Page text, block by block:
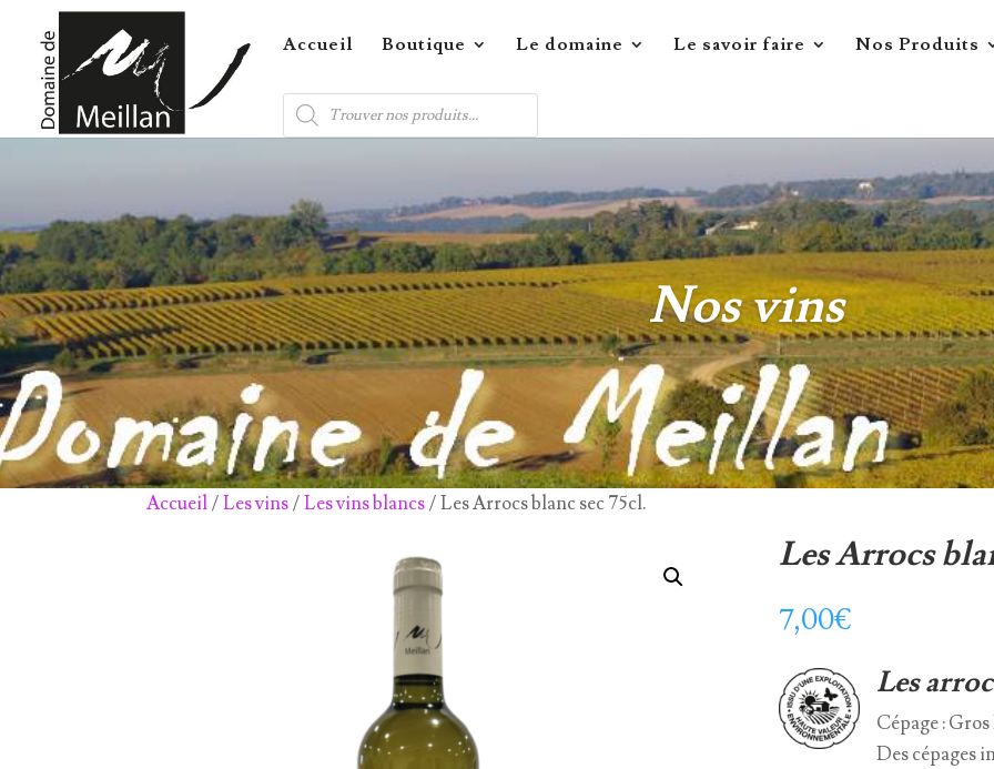
Accueil Boutique Le domaine Le savoir faire Nos Produits
Recherche
de
produits
Nos vins
Accueil/Les vins/Les vins blancs/ Les Arrocs blanc sec 75cl.
Les Arrocs
7,00€
Les
Cépage :
Des cépages